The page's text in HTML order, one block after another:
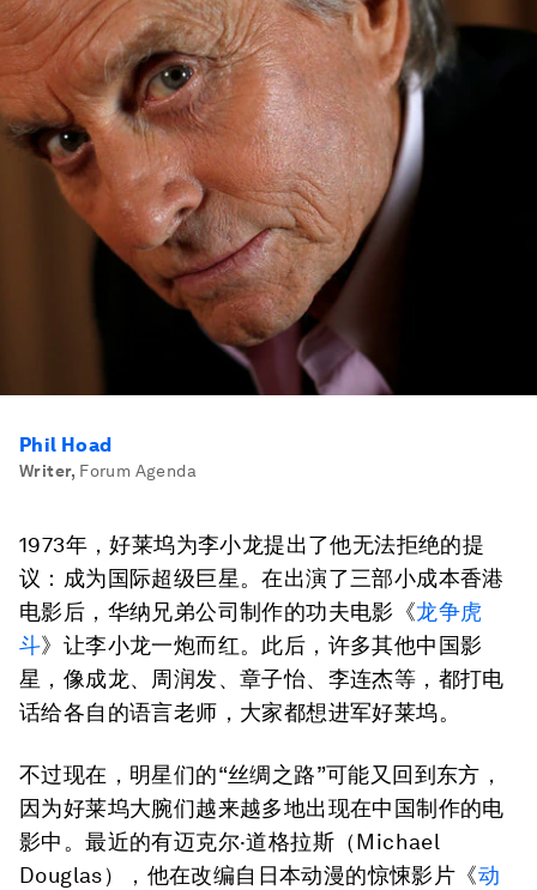
Phil Hoad
Writer, Forum Agenda
1973年，好莱坞为李小龙提出了他无法拒绝的提
议：成为国际超级巨星。在出演了三部小成本香港
电影后，华纳兄弟公司制作的功夫电影《龙争虎
斗》让李小龙一炮而红。此后，许多其他中国影
星，像成龙、周润发、章子怡、李连杰等，都打电
话给各自的语言老师，大家都想进军好莱坞。
不过现在，明星们的“丝绸之路”可能又回到东方，
因为好莱坞大腕们越来越多地出现在中国制作的电
影中。最近的有迈克尔·道格拉斯（Michael
Douglas），他在改编自日本动漫的惊悚影片《动